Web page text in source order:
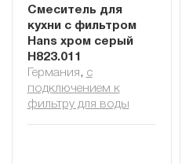
Смеситель для
кухни с фильтром
Hans хром серый
H823.011
Германия , с
подключением к
фильтру для воды